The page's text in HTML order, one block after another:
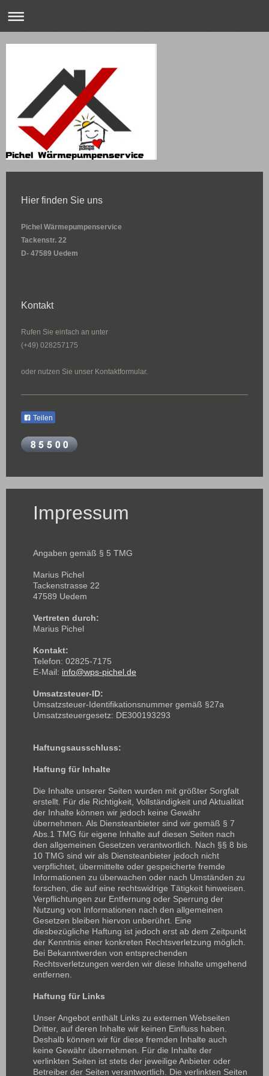
Hier finden Sie uns
Pichel Wärmepumpenservice
Tackenstr. 22
D- 47589 Uedem
Kontakt
Rufen Sie einfach an unter
(+49) 028257175
oder nutzen Sie unser Kontaktformular.
Teilen
Impressum
Angaben gemäß § 5 TMG
Marius Pichel
Tackenstrasse 22
47589 Uedem
Vertreten durch:
Marius Pichel
Kontakt:
Telefon: 02825-7175
E-Mail: info@wps-pichel.de
Umsatzsteuer-ID:
Umsatzsteuer-Identifikationsnummer gemäß §27a
Umsatzsteuergesetz: DE300193293
Haftungsausschluss:
Haftung für Inhalte
Die Inhalte unserer Seiten wurden mit größter Sorgfalt
erstellt. Für die Richtigkeit, Vollständigkeit und Aktualität
der Inhalte können wir jedoch keine Gewähr
übernehmen. Als Diensteanbieter sind wir gemäß § 7
Abs.1 TMG für eigene Inhalte auf diesen Seiten nach
den allgemeinen Gesetzen verantwortlich. Nach §§ 8 bis
10 TMG sind wir als Diensteanbieter jedoch nicht
verpflichtet, übermittelte oder gespeicherte fremde
Informationen zu überwachen oder nach Umständen zu
forschen, die auf eine rechtswidrige Tätigkeit hinweisen.
Verpflichtungen zur Entfernung oder Sperrung der
Nutzung von Informationen nach den allgemeinen
Gesetzen bleiben hiervon unberührt. Eine
diesbezügliche Haftung ist jedoch erst ab dem Zeitpunkt
der Kenntnis einer konkreten Rechtsverletzung möglich.
Bei Bekanntwerden von entsprechenden
Rechtsverletzungen werden wir diese Inhalte umgehend
entfernen.
Haftung für Links
Unser Angebot enthält Links zu externen Webseiten
Dritter, auf deren Inhalte wir keinen Einfluss haben.
Deshalb können wir für diese fremden Inhalte auch
keine Gewähr übernehmen. Für die Inhalte der
verlinkten Seiten ist stets der jeweilige Anbieter oder
Betreiber der Seiten verantwortlich. Die verlinkten Seiten